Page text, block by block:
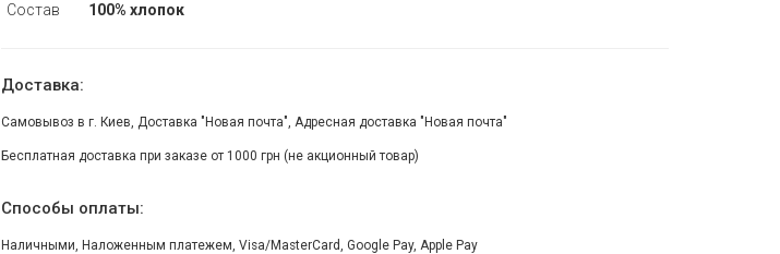
Состав
100% хлопок
Доставка:
Самовывоз в г. Киев, Доставка "Новая почта", Адресная доставка "Новая почта"
Бесплатная доставка при заказе от 1000 грн (не акционный товар)
Способы оплаты:
Наличными, Наложенным платежем, Visa/MasterCard, Google Pay, Apple Pay